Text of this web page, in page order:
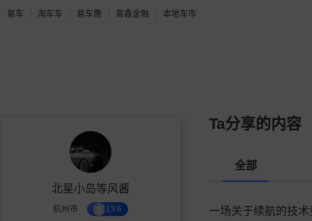
易车 淘车车 易车惠 易鑫金融 本地车市
北星小岛等风酱
杭州市 LV6
Ta分享的内容
全部
一场关于续航的技